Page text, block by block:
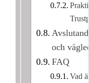
och
FAQ
Vad